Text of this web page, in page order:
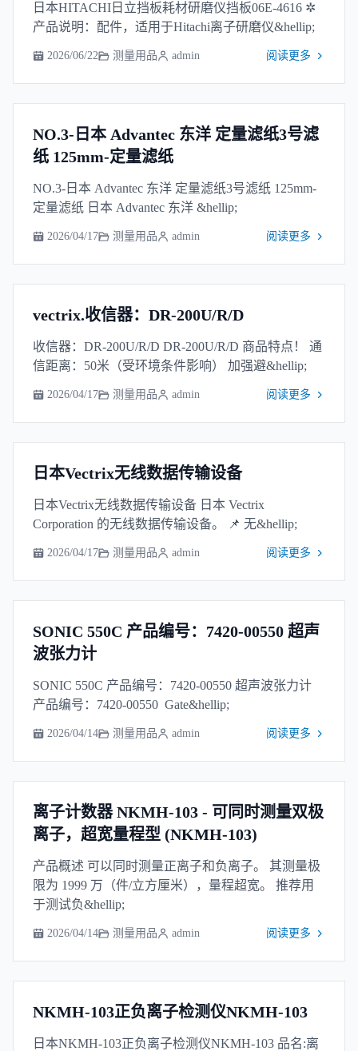
日本HITACHI日立挡板耗材研磨仪挡板06E-4616 ✲
产品说明：配件，适用于Hitachi离子研磨仪&hellip;
2026/06/22 测量用品 admin 阅读更多
NO.3-日本 Advantec 东洋 定量滤纸3号滤
纸 125mm-定量滤纸
NO.3-日本 Advantec 东洋 定量滤纸3号滤纸 125mm-
定量滤纸 日本 Advantec 东洋 &hellip;
2026/04/17 测量用品 admin 阅读更多
vectrix.收信器：DR-200U/R/D
收信器：DR-200U/R/D DR-200U/R/D 商品特点！ 通
信距离：50米（受环境条件影响） 加强避&hellip;
2026/04/17 测量用品 admin 阅读更多
日本Vectrix无线数据传输设备
日本Vectrix无线数据传输设备 日本 Vectrix
Corporation 的无线数据传输设备。 📌 无&hellip;
2026/04/17 测量用品 admin 阅读更多
SONIC 550C 产品编号：7420-00550 超声
波张力计
SONIC 550C 产品编号：7420-00550 超声波张力计
产品编号：7420-00550 Gate&hellip;
2026/04/14 测量用品 admin 阅读更多
离子计数器 NKMH-103 - 可同时测量双极
离子，超宽量程型 (NKMH-103)
产品概述 可以同时测量正离子和负离子。 其测量极
限为 1999 万（件/立方厘米），量程超宽。 推荐用
于测试负&hellip;
2026/04/14 测量用品 admin 阅读更多
NKMH-103正负离子检测仪NKMH-103
日本NKMH-103正负离子检测仪NKMH-103 品名:离